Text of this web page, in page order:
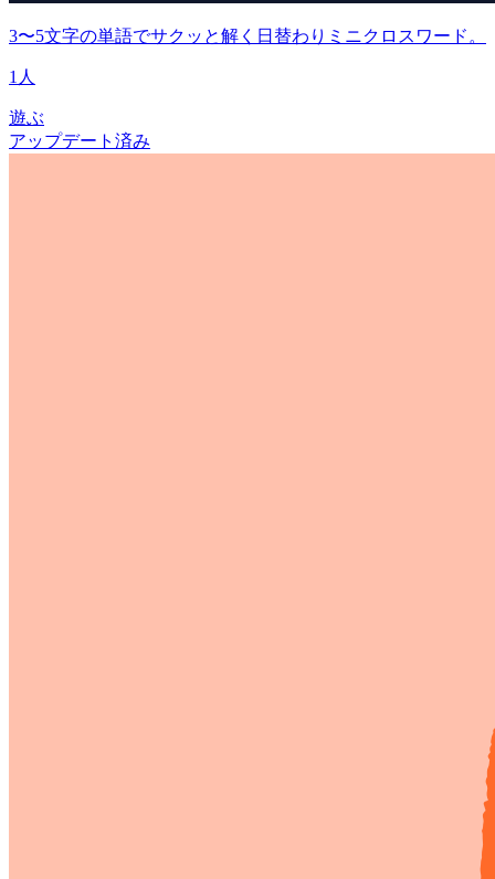
3〜5文字の単語でサクッと解く日替わりミニクロスワード。
1人
遊ぶ
アップデート済み